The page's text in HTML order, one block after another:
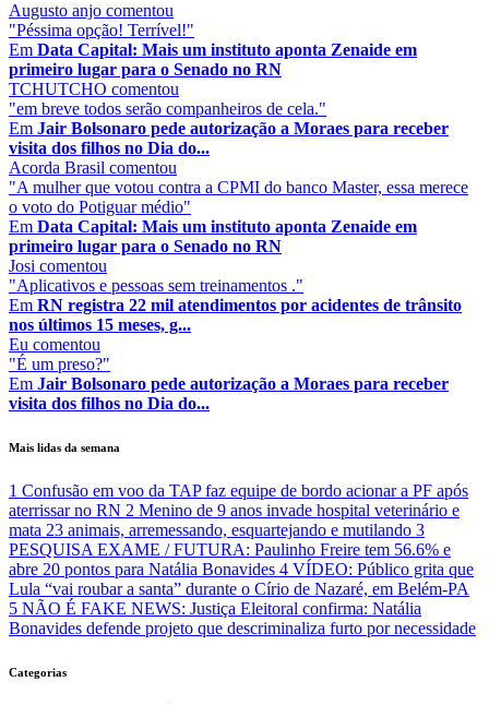
Augusto anjo comentou
"Péssima opção! Terrível!"
Em Data Capital: Mais um instituto aponta Zenaide em
primeiro lugar para o Senado no RN
TCHUTCHO comentou
"em breve todos serão companheiros de cela."
Em Jair Bolsonaro pede autorização a Moraes para receber
visita dos filhos no Dia do...
Acorda Brasil comentou
"A mulher que votou contra a CPMI do banco Master, essa merece
o voto do Potiguar médio"
Em Data Capital: Mais um instituto aponta Zenaide em
primeiro lugar para o Senado no RN
Josi comentou
"Aplicativos e pessoas sem treinamentos ."
Em RN registra 22 mil atendimentos por acidentes de trânsito
nos últimos 15 meses, g...
Eu comentou
"É um preso?"
Em Jair Bolsonaro pede autorização a Moraes para receber
visita dos filhos no Dia do...
Mais lidas da semana
1 Confusão em voo da TAP faz equipe de bordo acionar a PF após
aterrissar no RN 2 Menino de 9 anos invade hospital veterinário e
mata 23 animais, arremessando, esquartejando e mutilando 3
PESQUISA EXAME / FUTURA: Paulinho Freire tem 56.6% e
abre 20 pontos para Natália Bonavides 4 VÍDEO: Público grita que
Lula “vai roubar a santa” durante o Círio de Nazaré, em Belém-PA
5 NÃO É FAKE NEWS: Justiça Eleitoral confirma: Natália
Bonavides defende projeto que descriminaliza furto por necessidade
Categorias